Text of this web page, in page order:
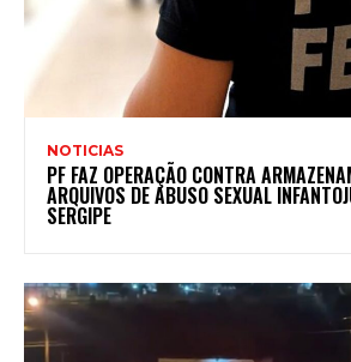
NOTICIAS
PF FAZ OPERAÇÃO CONTRA
ARQUIVOS DE ABUSO SEXUAL
SERGIPE